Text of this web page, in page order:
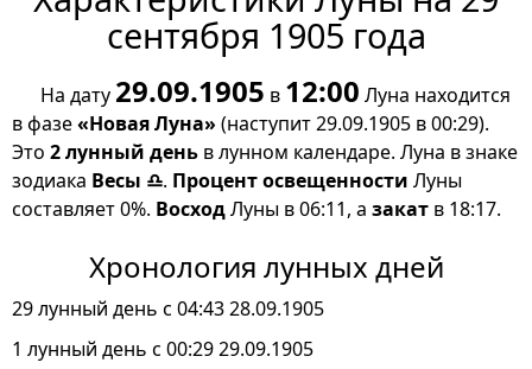
сентября 1905 года
На дату 29.09.1905 в 12:00 Луна находится
в фазе«Новая Луна»(наступит 29.09.1905 в 00:29).
Это 2 лунный день в лунном календаре. Луна в знаке
зодиака Весы ♎. Процент освещенности Луны
составляет 0%. ВосходЛуны в 06:11, а закат в 18:17.
Хронология лунных дней
29 лунный день с 04:43 28.09.1905
1 лунный день с 00:29 29.09.1905